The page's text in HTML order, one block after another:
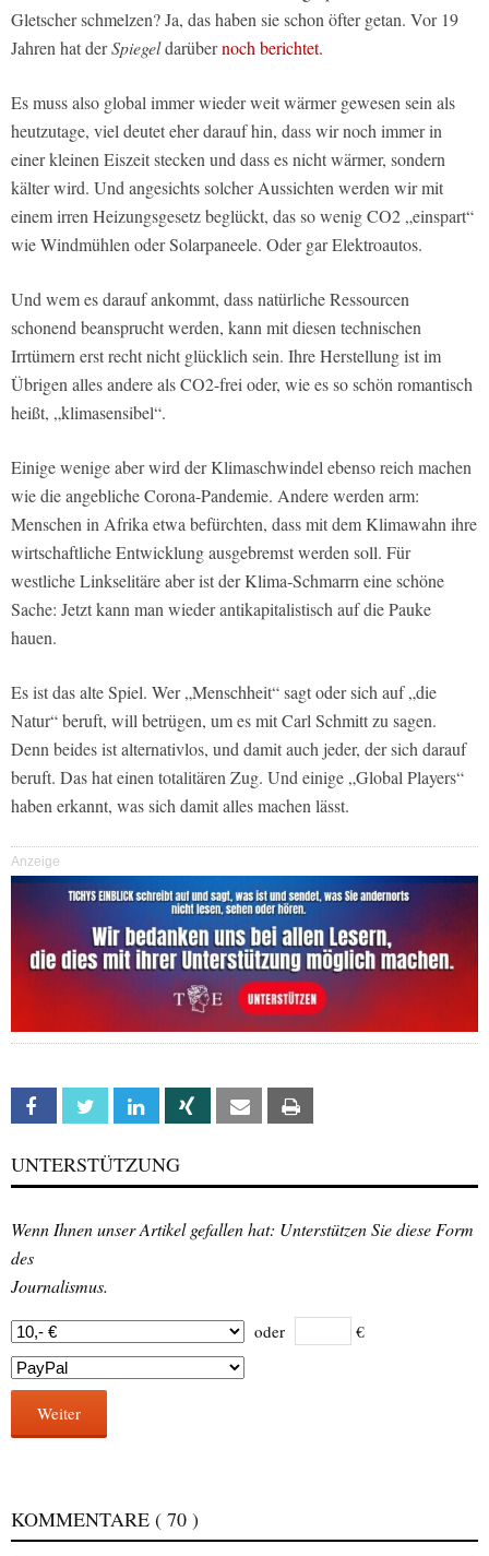
Gletscher schmelzen? Ja, das haben sie schon öfter getan. Vor 19
Jahren hat derSpiegeldarübernoch berichtet.
Es muss also global immer wieder weit wärmer gewesen sein als
heutzutage, viel deutet eher darauf hin, dass wir noch immer in
einer kleinen Eiszeit stecken und dass es nicht wärmer, sondern
kälter wird. Und angesichts solcher Aussichten werden wir mit
einem irren Heizungsgesetz beglückt, das so wenig CO2 „einspart“
wie Windmühlen oder Solarpaneele. Oder gar Elektroautos.
Und wem es darauf ankommt, dass natürliche Ressourcen
schonend beansprucht werden, kann mit diesen technischen
Irrtümern erst recht nicht glücklich sein. Ihre Herstellung ist im
Übrigen alles andere als CO2-frei oder, wie es so schön romantisch
heißt, „klimasensibel“.
Einige wenige aber wird der Klimaschwindel ebenso reich machen
wie die angebliche Corona-Pandemie. Andere werden arm:
Menschen in Afrika etwa befürchten, dass mit dem Klimawahn ihre
wirtschaftliche Entwicklung ausgebremst werden soll. Für
westliche Linkselitäre aber ist der Klima-Schmarrn eine schöne
Sache: Jetzt kann man wieder antikapitalistisch auf die Pauke
hauen.
Es ist das alte Spiel. Wer „Menschheit“ sagt oder sich auf „die
Natur“ beruft, will betrügen, um es mit Carl Schmitt zu sagen.
Denn beides ist alternativlos, und damit auch jeder, der sich darauf
beruft. Das hat einen totalitären Zug. Und einige „Global Players“
haben erkannt, was sich damit alles machen lässt.
Anzeige
Facebook Twitter Linkedin Xing Email
UNTERSTÜTZUNG
Wenn Ihnen unser Artikel gefallen hat: Unterstützen Sie diese Form
des
Journalismus.
oder €
Weiter
KOMMENTARE ( 70 )